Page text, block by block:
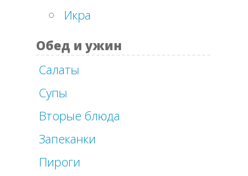
Икра
Обед и ужин
Салаты
Супы
Вторые блюда
Запеканки
Пироги